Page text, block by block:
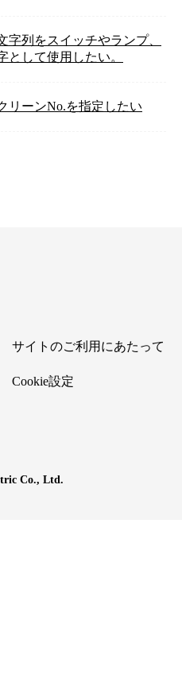
字列をスイッチやランプ、
として使用したい。
リーンNo.を指定したい
サイトのご利用にあたって
Cookie設定
Co., Ltd.